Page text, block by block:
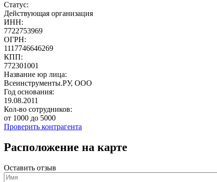
Статус:
Действующая организация
ИНН:
7722753969
ОГРН:
1117746646269
КПП:
772301001
Название юр лица:
Всеинструменты.РУ, ООО
Год основания:
19.08.2011
Кол-во сотрудников:
от 1000 до 5000
Проверить контрагента
Расположение на карте
Оставить отзыв